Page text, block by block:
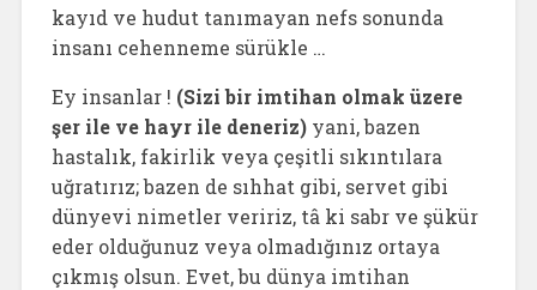
kayıd ve hudut tanımayan nefs sonunda
insanı cehenneme sürükle …
Ey insanlar ! (Sizi bir imtihan olmak üzere
şer ile ve hayr ile deneriz)yani, bazen
hastalık, fakirlik veya çeşitli sıkıntılara
uğratırız; bazen de sıhhat gibi, servet gibi
dünyevi nimetler veririz, tâ ki sabr ve şükür
eder olduğunuz veya olmadığınız ortaya
çıkmış olsun. Evet, bu dünya imtihan